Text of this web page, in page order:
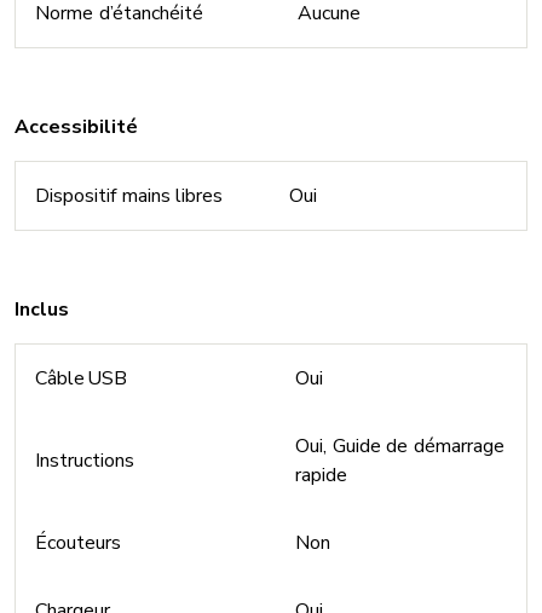
Norme d’étanchéité Aucune
Accessibilité
Dispositif mains libres Oui
Inclus
Câble USB Oui
Instructions
Oui, Guide de démarrage
rapide
Écouteurs Non